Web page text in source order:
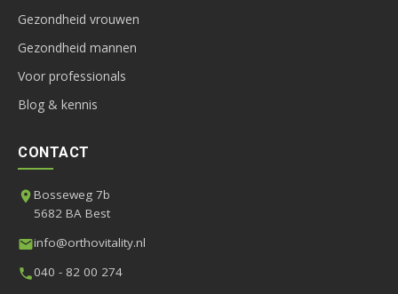
Gezondheid vrouwen
Gezondheid mannen
Voor professionals
Blog & kennis
CONTACT
Bosseweg 7b
5682 BA Best
info@orthovitality.nl
040 - 82 00 274